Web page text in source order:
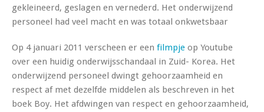
gekleineerd, geslagen en vernederd. Het onderwijzend
personeel had veel macht en was totaal onkwetsbaar
Op 4 januari 2011 verscheen er een filmpje op Youtube
over een huidig onderwijsschandaal in Zuid- Korea. Het
onderwijzend personeel dwingt gehoorzaamheid en
respect af met dezelfde middelen als beschreven in het
boek Boy. Het afdwingen van respect en gehoorzaamheid,